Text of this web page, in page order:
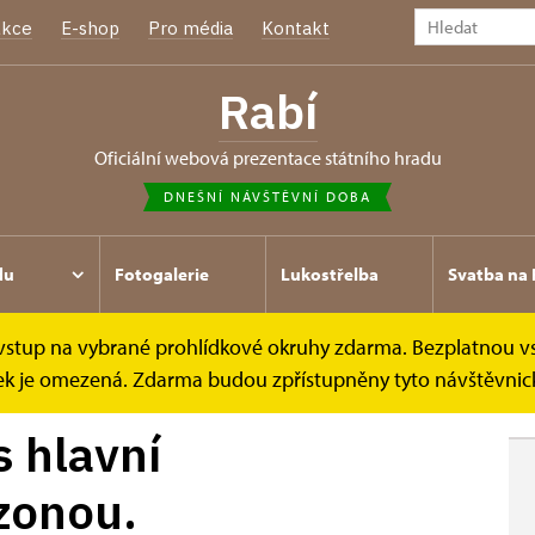
E-shop Pro média Kontakt
Rabí
oficiální webová prezentace státního hradu
DNEŠNÍ NÁVŠTĚVNÍ DOBA
Fotogalerie Lukostřelba Svatba na
na vybrané prohlídkové okruhy zdarma. Bezplatnou
omezená. Zdarma budou zpřístupněny tyto
hlavní